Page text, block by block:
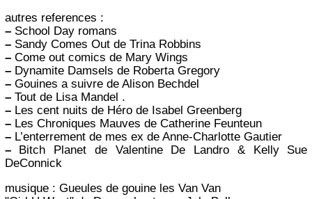
autres references :
–School Day romans
–Sandy Comes Out de Trina Robbins
–Come out comics de Mary Wings
–Dynamite Damsels de Roberta Gregory
–Gouines a suivre de Alison Bechdel
–Tout de Lisa Mandel .
–Les cent nuits de Héro de Isabel Greenberg
–Les Chroniques Mauves de Catherine Feunteun
–L’enterrement de mes ex de Anne-Charlotte Gautier
–Bitch Planet de Valentine De Landro & Kelly Sue
DeConnick
musique : Gueules de gouine les Van Van